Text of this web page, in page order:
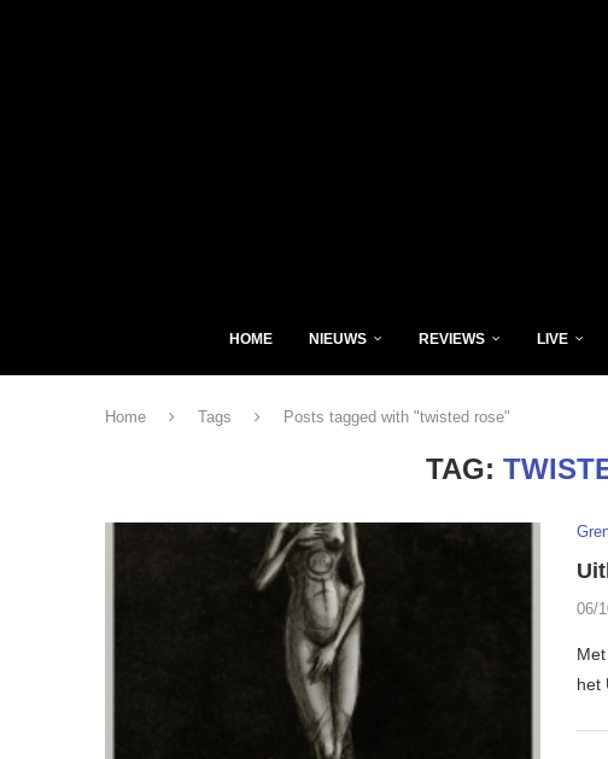
HOME NIEUWS REVIEWS LIVE
Home Tags Posts tagged with "twisted rose"
TAG:
06/
het